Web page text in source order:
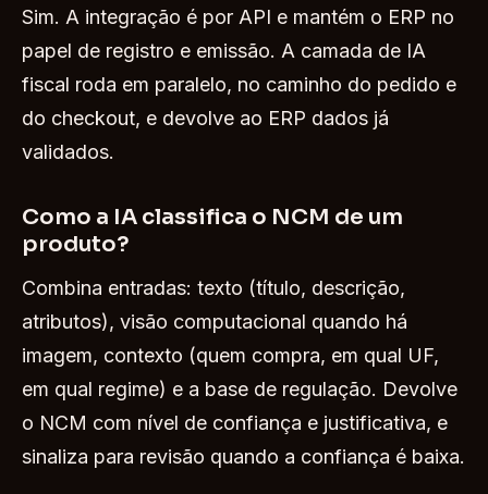
Sim. A integração é por API e mantém o ERP no
papel de registro e emissão. A camada de IA
fiscal roda em paralelo, no caminho do pedido e
do checkout, e devolve ao ERP dados já
validados.
Como a IA classifica o NCM de um
produto?
Combina entradas: texto (título, descrição,
atributos), visão computacional quando há
imagem, contexto (quem compra, em qual UF,
em qual regime) e a base de regulação. Devolve
o NCM com nível de confiança e justificativa, e
sinaliza para revisão quando a confiança é baixa.